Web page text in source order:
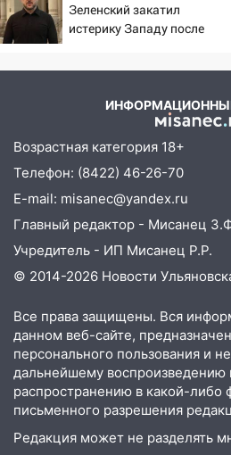
06:45
Императорский
Ульяновске останется
на 8 августа — кому
деньгами, а кого ждет
встреча
04:47 В Ульяновской
ракетную опасность:
20:40 Ульяновские
купить тракторы с
19:34 В следственном
состоялось
мероприятие,
празднованию Дня
следствия Российской
19:30
Ульяновцев
Зеленский закатил
истерику Западу после
Возрастная категория 18+
Телефон: (8422) 46-26-70
E-mail: misanec@yandex.ru
Главный редактор - Мисанец
Учредитель - ИП Мисанец Р.Р.
© 2014-2026 Новости
Все права защищены. Вся
данном веб-сайте,
персонального пользования и
дальнейшему воспроизведению
распространению в какой-либо
письменного разрешения
Редакция может не разделять